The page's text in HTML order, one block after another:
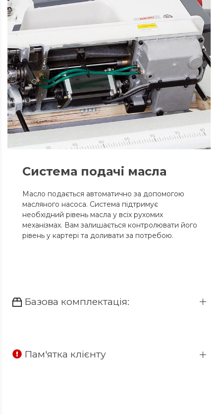
Система подачі масла
Масло подається автоматично за допомогою
масляного насоса. Система підтримує
необхідний рівень масла у всіх рухомих
механізмах. Вам залишається контролювати його
рівень у картері та доливати за потребою.
Базова комплектація:
Пам'ятка клієнту